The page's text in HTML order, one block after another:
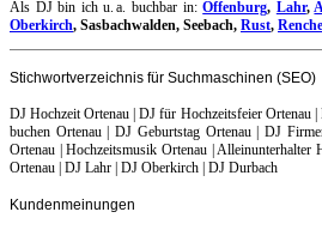
Als DJ bin ich u. a. buchbar in:Offenburg, Lahr,
Oberkirch, Sasbachwalden, Seebach, Rust,
Stichwortverzeichnis für Suchmaschinen (SEO)
DJ Hochzeit Ortenau | DJ für Hochzeitsfeier Ortenau
buchen Ortenau | DJ Geburtstag Ortenau | DJ
Ortenau | Hochzeitsmusik Ortenau | Alleinunterhalter
Ortenau | DJ Lahr | DJ Oberkirch | DJ Durbach
Kundenmeinungen